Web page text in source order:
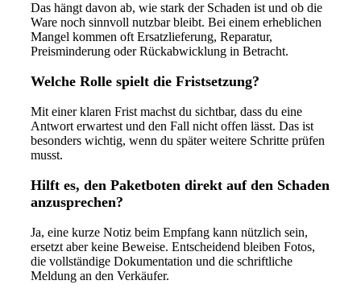
Das hängt davon ab, wie stark der Schaden ist und ob die
Ware noch sinnvoll nutzbar bleibt. Bei einem erheblichen
Mangel kommen oft Ersatzlieferung, Reparatur,
Preisminderung oder Rückabwicklung in Betracht.
Welche Rolle spielt die Fristsetzung?
Mit einer klaren Frist machst du sichtbar, dass du eine
Antwort erwartest und den Fall nicht offen lässt. Das ist
besonders wichtig, wenn du später weitere Schritte prüfen
musst.
Hilft es, den Paketboten direkt auf den Schaden
anzusprechen?
Ja, eine kurze Notiz beim Empfang kann nützlich sein,
ersetzt aber keine Beweise. Entscheidend bleiben Fotos,
die vollständige Dokumentation und die schriftliche
Meldung an den Verkäufer.